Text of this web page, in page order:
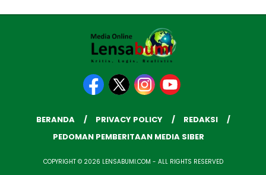
BERANDA PRIVACY POLICY
REDAKSI
PEDOMAN PEMBERITAAN MEDIA SIBER
COPYRIGHT © 2026 LENSABUMI.COM - ALL RIGHTS RESERVED